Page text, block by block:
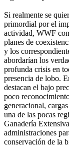
Si realmente se
primordial por el
actividad, WWF
planes de
y los
abordarían los
profunda crisis en
presencia de lobo.
destacan el bajo
poco
generacional,
una de las pocas
Ganadería
administraciones
conservación de la